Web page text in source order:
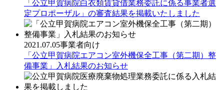
「公立甲賀病院白衣類賃貸借業務委託に係る事業者選
定プロポーザル」の審査結果を掲載いたしました
2021.07.05事業者向け
「公立甲賀病院エアコン室外機保全工事（第二期）整
備事業」入札結果のお知らせ